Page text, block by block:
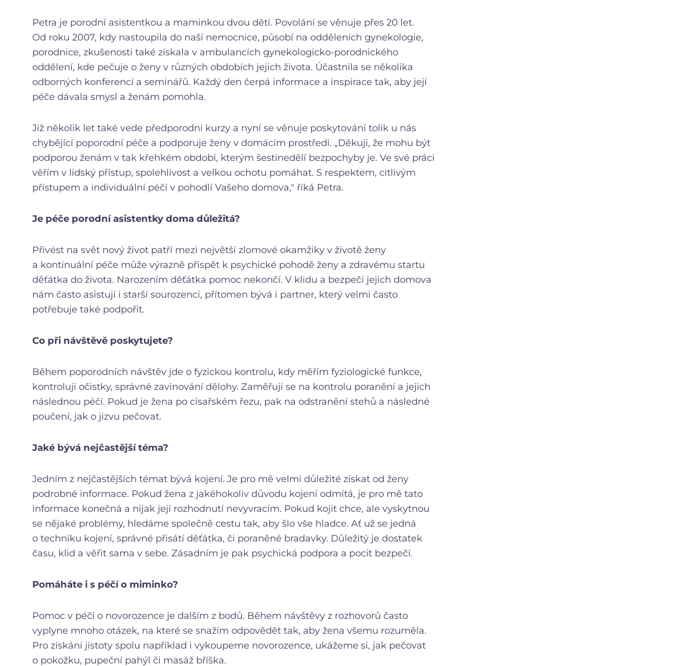
Petra je porodní asistentkou a maminkou dvou dětí. Povolání se věnuje přes 20 let.
Od roku 2007, kdy nastoupila do naší nemocnice, působí na odděleních gynekologie,
porodnice, zkušenosti také získala v ambulancích gynekologicko-porodnického
oddělení, kde pečuje o ženy v různých obdobích jejich života. Účastnila se několika
odborných konferencí a seminářů. Každý den čerpá informace a inspirace tak, aby její
péče dávala smysl a ženám pomohla.
Již několik let také vede předporodní kurzy a nyní se věnuje poskytování tolik u nás
chybějící poporodní péče a podporuje ženy v domácím prostředí. „Děkuji, že mohu být
podporou ženám v tak křehkém období, kterým šestinedělí bezpochyby je. Ve své práci
věřím v lidský přístup, spolehlivost a velkou ochotu pomáhat. S respektem, citlivým
přístupem a individuální péčí v pohodlí Vašeho domova," říká Petra.
Je péče porodní asistentky doma důležitá?
Přivést na svět nový život patří mezi největší zlomové okamžiky v životě ženy
a kontinuální péče může výrazně přispět k psychické pohodě ženy a zdravému startu
děťátka do života. Narozením děťátka pomoc nekončí. V klidu a bezpečí jejich domova
nám často asistují i starší sourozenci, přítomen bývá i partner, který velmi často
potřebuje také podpořit.
Co při návštěvě poskytujete?
Během poporodních návštěv jde o fyzickou kontrolu, kdy měřím fyziologické funkce,
kontroluji očistky, správné zavinování dělohy. Zaměřuji se na kontrolu poranění a jejich
následnou péči. Pokud je žena po císařském řezu, pak na odstranění stehů a následné
poučení, jak o jizvu pečovat.
Jaké bývá nejčastější téma?
Jedním z nejčastějších témat bývá kojení. Je pro mě velmi důležité získat od ženy
podrobné informace. Pokud žena z jakéhokoliv důvodu kojení odmítá, je pro mě tato
informace konečná a nijak její rozhodnutí nevyvracím. Pokud kojit chce, ale vyskytnou
se nějaké problémy, hledáme společně cestu tak, aby šlo vše hladce. Ať už se jedná
o techniku kojení, správné přisátí děťátka, či poraněné bradavky. Důležitý je dostatek
času, klid a věřit sama v sebe. Zásadním je pak psychická podpora a pocit bezpečí.
Pomáháte i s péčí o miminko?
Pomoc v péči o novorozence je dalším z bodů. Během návštěvy z rozhovorů často
vyplyne mnoho otázek, na které se snažím odpovědět tak, aby žena všemu rozuměla.
Pro získání jistoty spolu například i vykoupeme novorozence, ukážeme si, jak pečovat
o pokožku, pupeční pahýl či masáž bříška.